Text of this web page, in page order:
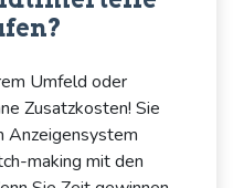
Umfeld oder
Zusatzkosten! Sie
Anzeigensystem
making mit den